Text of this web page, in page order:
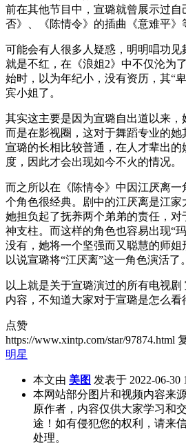
前在其他节目中，宣璐就曾展示过自
否》、《陈情令》的插曲《意难平》
可能会有人很多人疑惑，明明唱功
就是不红，在《浪姐2》中不仅沦为
始时，以为年纪小，没有资历，其“
宾小姐了。
其实这主要是因为宣璐自出道以来，
而是在影视圈，这对于舞蹈专业的她
宣璐的长相比较普通，在人才辈出
度，因此才会出现如今不火的情况。
而之所以在《陈情令》中因江厌离
个角色很经典。剧中的江厌离是江家
她担负起了抚养两个弟弟的责任，
神支柱。而这样的角色也容易出现“
没有，她将一个坚强而又聪慧的师
以说宣璐将“江厌离”这一角色演活了。
以上就是关于宣璐演过的所有电视
内容，不知道大家对于宣璐是怎么看
点赞
https://www.xintp.com/star/97874.html
明星
本文由 美图 发表于 2022-06-30
本网站部分图片和视频内容来
原作者，内容仅供大家学习和
途！如有侵犯您的权利，请来
处理。